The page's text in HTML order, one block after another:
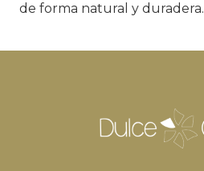
de forma natural y duradera.